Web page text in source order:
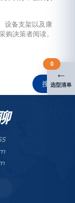
设备支架以及康
购决策者阅读。
搜索
←
选型清单
0